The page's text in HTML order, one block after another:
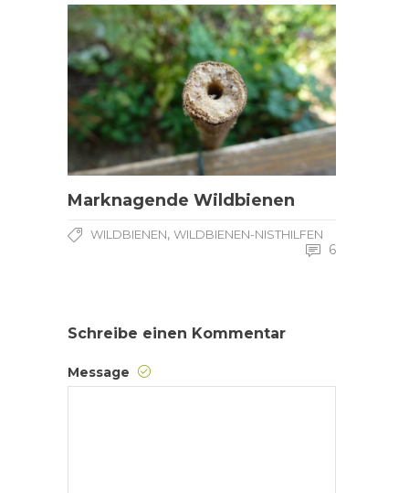
Marknagende Wildbienen
WILDBIENEN, WILDBIENEN-NISTHILFEN
6
Schreibe einen Kommentar
Message